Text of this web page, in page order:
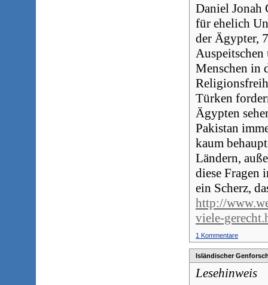
Daniel Jonah
für ehelich
der Ägypter,
Menschen in
Türken
Ägypten
Pakistan
kaum
Ländern,
diese Fragen
ein Scherz,
http://
viele-
1 Kommentare
Isländischer
Lesehinweis